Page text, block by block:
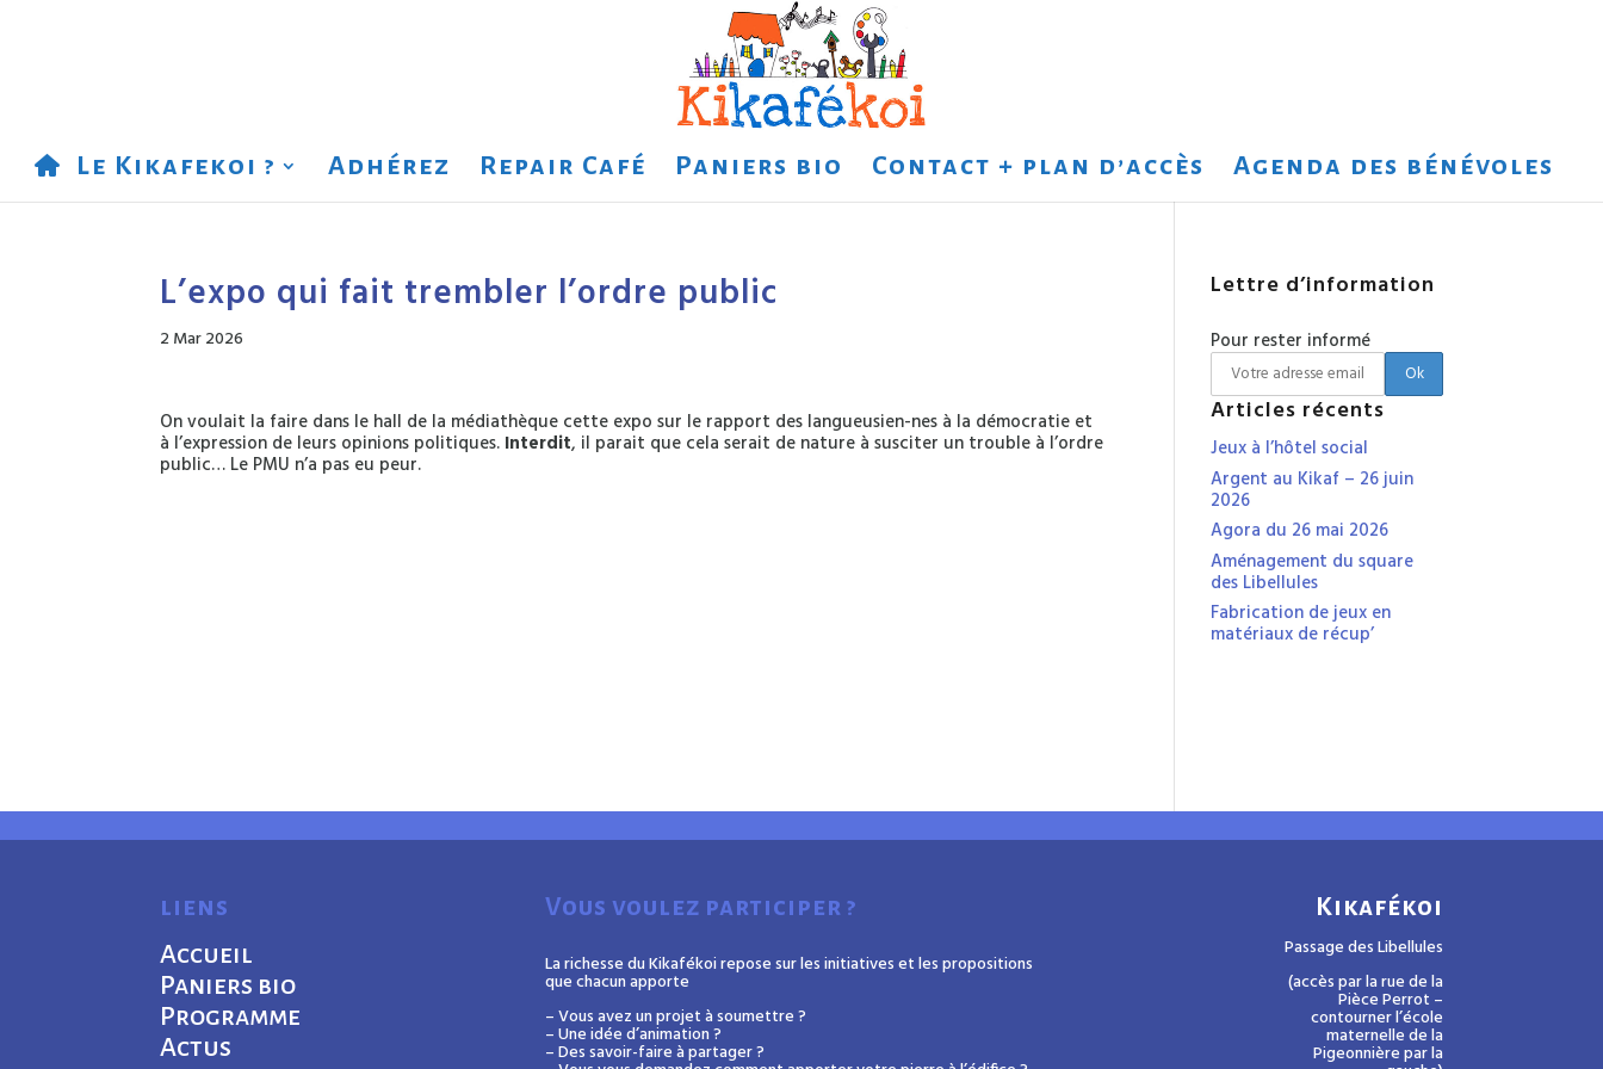
Le Kikafekoi ? Adhérez Repair Café Paniers bio Contact + plan d’accès Agenda des bénévoles
L’expo qui fait trembler l’ordre public
2 Mar 2026
On voulait la faire dans le hall de la médiathèque cette expo sur le rapport des langueusien-nes à la démocratie et
à l’expression de leurs opinions politiques. Interdit, il parait que cela serait de nature à susciter un trouble à l’ordre
public… Le PMU n’a pas eu peur.
Lettre d’information
Pour rester informé
Articles récents
Jeux à l’hôtel social
Argent au Kikaf – 26 juin
2026
Agora du 26 mai 2026
Aménagement du square
des Libellules
Fabrication de jeux en
matériaux de récup’
liens
Accueil
Paniers bio
Programme
Actus
Vous voulez participer ?
La richesse du Kikafékoi repose sur les initiatives et les propositions
que chacun apporte
– Vous avez un projet à soumettre ?
– Une idée d’animation ?
– Des savoir-faire à partager ?
Kikafékoi
Passage des Libellules
(accès par la rue de la
Pièce Perrot –
contourner l’école
maternelle de la
Pigeonnière par la